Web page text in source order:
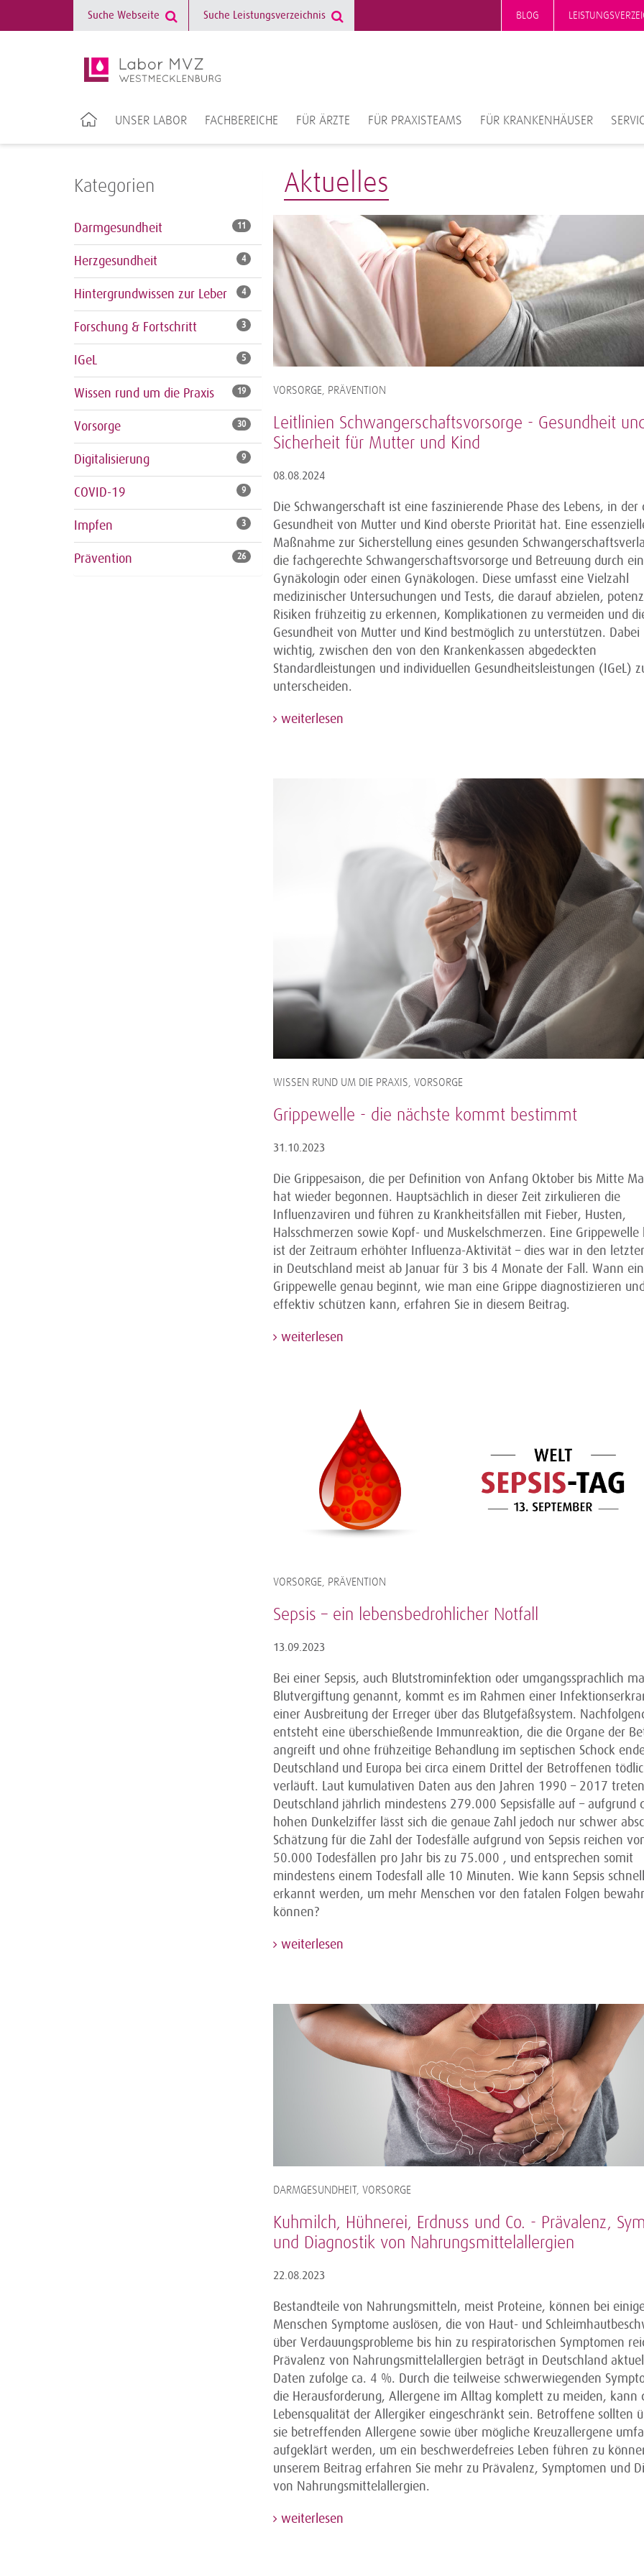
BLOG
UNSER LABOR FACHBEREICHE FÜR ÄRZTE FÜR PRAXISTEAMS FÜR KRANKENHÄUSER
Kategorien
Darmgesundheit 11
Herzgesundheit 4
Hintergrundwissen zur Leber 4
Forschung & Fortschritt 3
IGeL 5
Wissen rund um die Praxis 19
Vorsorge 30
Digitalisierung 9
COVID-19 9
Impfen 3
Prävention 26
Aktuelles
VORSORGE, PRÄVENTION
Leitlinien Schwangerschaftsvorsorge - Gesundheit
Sicherheit für Mutter und Kind
08.08.2024
Die Schwangerschaft ist eine faszinierende Phase des Lebens, in der
Gesundheit von Mutter und Kind oberste Priorität hat. Eine
Maßnahme zur Sicherstellung eines gesunden
die fachgerechte Schwangerschaftsvorsorge und Betreuung durch
Gynäkologin oder einen Gynäkologen. Diese umfasst eine Vielzahl
medizinischer Untersuchungen und Tests, die darauf abzielen,
Risiken frühzeitig zu erkennen, Komplikationen zu vermeiden und
Gesundheit von Mutter und Kind bestmöglich zu unterstützen. Dabei
wichtig, zwischen den von den Krankenkassen abgedeckten
Standardleistungen und individuellen Gesundheitsleistungen (IGeL)
unterscheiden.
weiterlesen
WISSEN RUND UM DIE PRAXIS, VORSORGE
Grippewelle - die nächste kommt bestimmt
31.10.2023
Die Grippesaison, die per Definition von Anfang Oktober bis Mitte
hat wieder begonnen. Hauptsächlich in dieser Zeit zirkulieren die
Influenzaviren und führen zu Krankheitsfällen mit Fieber, Husten,
Halsschmerzen sowie Kopf- und Muskelschmerzen. Eine Grippewelle
ist der Zeitraum erhöhter Influenza-Aktivität – dies war in den
in Deutschland meist ab Januar für 3 bis 4 Monate der Fall. Wann
Grippewelle genau beginnt, wie man eine Grippe diagnostizieren
effektiv schützen kann, erfahren Sie in diesem Beitrag.
weiterlesen
VORSORGE, PRÄVENTION
Sepsis – ein lebensbedrohlicher Notfall
13.09.2023
Bei einer Sepsis, auch Blutstrominfektion oder umgangssprachlich
Blutvergiftung genannt, kommt es im Rahmen einer
einer Ausbreitung der Erreger über das Blutgefäßsystem.
entsteht eine überschießende Immunreaktion, die die Organe der
angreift und ohne frühzeitige Behandlung im septischen Schock
Deutschland und Europa bei circa einem Drittel der Betroffenen
verläuft. Laut kumulativen Daten aus den Jahren 1990 – 2017
Deutschland jährlich mindestens 279.000 Sepsisfälle auf – aufgrund
hohen Dunkelziffer lässt sich die genaue Zahl jedoch nur schwer
Schätzung für die Zahl der Todesfälle aufgrund von Sepsis reichen
50.000 Todesfällen pro Jahr bis zu 75.000 , und entsprechen somit
mindestens einem Todesfall alle 10 Minuten. Wie kann Sepsis
erkannt werden, um mehr Menschen vor den fatalen Folgen
können?
weiterlesen
DARMGESUNDHEIT, VORSORGE
Kuhmilch, Hühnerei, Erdnuss und Co. - Prävalenz,
und Diagnostik von Nahrungsmittelallergien
22.08.2023
Bestandteile von Nahrungsmitteln, meist Proteine, können bei
Menschen Symptome auslösen, die von Haut- und
über Verdauungsprobleme bis hin zu respiratorischen Symptomen
Prävalenz von Nahrungsmittelallergien beträgt in Deutschland
Daten zufolge ca. 4 %. Durch die teilweise schwerwiegenden
die Herausforderung, Allergene im Alltag komplett zu meiden, kann
Lebensqualität der Allergiker eingeschränkt sein. Betroffene sollten
sie betreffenden Allergene sowie über mögliche Kreuzallergene
aufgeklärt werden, um ein beschwerdefreies Leben führen zu
unserem Beitrag erfahren Sie mehr zu Prävalenz, Symptomen und
von Nahrungsmittelallergien.
weiterlesen